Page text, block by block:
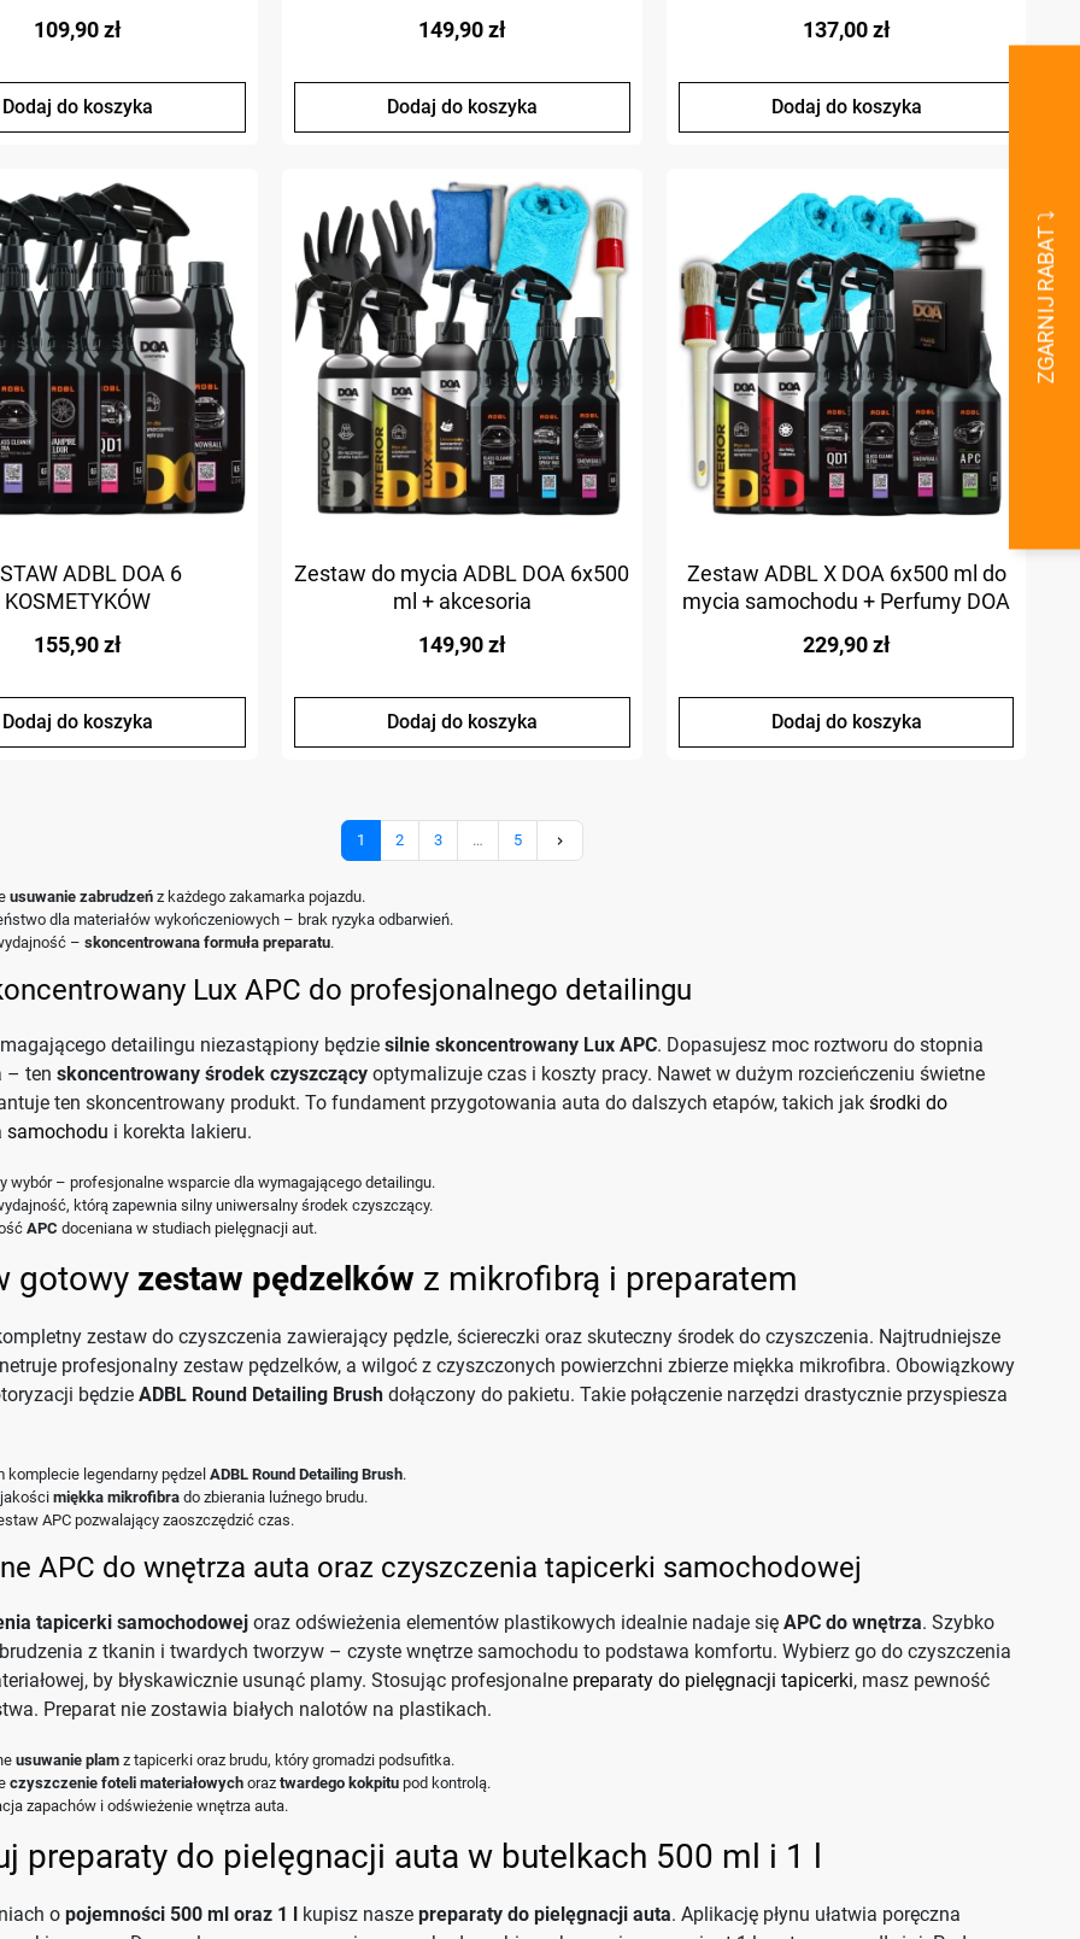
109,90 zł
Dodaj do koszyka
149,90 zł
Dodaj do koszyka
137,00 zł
Dodaj do koszyka
ADBL DOA 6
KOSMETYKÓW
155,90 zł
Dodaj do koszyka
Zestaw do mycia ADBL DOA 6x500
ml + akcesoria
149,90 zł
Dodaj do koszyka
Zestaw ADBL X DOA 6x500 ml do
mycia samochodu + Perfumy DOA
229,90 zł
Dodaj do koszyka
1 2 3 … 5 keyboard_arrow_right
usuwanie zabrudzeń z każdego zakamarka pojazdu.
dla materiałów wykończeniowych – brak ryzyka odbarwień.
–skoncentrowana formuła preparatu.
Lux APC do profesjonalnego detailingu
detailingu niezastąpiony będziesilnie skoncentrowany Lux APC. Dopasujesz moc roztworu do stopnia
– tenskoncentrowany środek czyszczący optymalizuje czas i koszty pracy. Nawet w dużym rozcieńczeniu świetne
ten skoncentrowany produkt. To fundament przygotowania auta do dalszych etapów, takich jakśrodki do
samochodu i korekta lakieru.
wybór – profesjonalne wsparcie dla wymagającego detailingu.
którą zapewnia silny uniwersalny środek czyszczący.
APC doceniana w studiach pielęgnacji aut.
gotowy zestaw pędzelków z mikrofibrą i preparatem
zestaw do czyszczenia zawierający pędzle, ściereczki oraz skuteczny środek do czyszczenia. Najtrudniejsze
profesjonalny zestaw pędzelków, a wilgoć z czyszczonych powierzchni zbierze miękka mikrofibra. Obowiązkowy
będzieADBL Round Detailing Brush dołączony do pakietu. Takie połączenie narzędzi drastycznie przyspiesza
komplecie legendarny pędzelADBL Round Detailing Brush.
jakościmiękka mikrofibra do zbierania luźnego brudu.
APC pozwalający zaoszczędzić czas.
APC do wnętrza auta oraz czyszczenia tapicerki samochodowej
tapicerki samochodowej oraz odświeżenia elementów plastikowych idealnie nadaje sięAPC do wnętrza. Szybko
z tkanin i twardych tworzyw – czyste wnętrze samochodu to podstawa komfortu. Wybierz go do czyszczenia
by błyskawicznie usunąć plamy. Stosując profesjonalne preparaty do pielęgnacji tapicerki, masz pewność
Preparat nie zostawia białych nalotów na plastikach.
usuwanie plam z tapicerki oraz brudu, który gromadzi podsufitka.
czyszczenie foteli materiałowych oraztwardego kokpitu pod kontrolą.
zapachów i odświeżenie wnętrza auta.
preparaty do pielęgnacji auta w butelkach 500 ml i 1 l
opojemności 500 ml oraz 1 l kupisz naszepreparaty do pielęgnacji auta. Aplikację płynu ułatwia poręczna